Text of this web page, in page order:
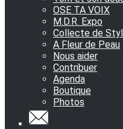
OSE TA VOIX
M.D.R. Expo
Collecte de
A Fleur de Peau
Nous aider
Contribuer
Agenda
Boutique
Photos